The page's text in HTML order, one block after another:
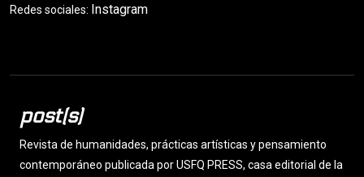
Redes sociales: Instagram
post(s)
Revista de humanidades, prácticas artísticas y pensamiento
contemporáneo publicada por USFQ PRESS, casa editorial de la